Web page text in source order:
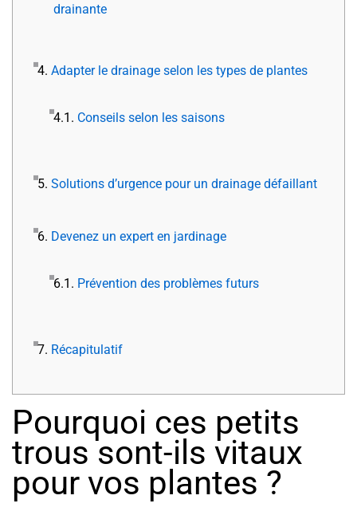
drainante
4. Adapter le drainage selon les types de plantes
4.1. Conseils selon les saisons
5. Solutions d’urgence pour un drainage défaillant
6. Devenez un expert en jardinage
6.1. Prévention des problèmes futurs
7. Récapitulatif
Pourquoi ces petits
trous sont-ils vitaux
pour vos plantes ?